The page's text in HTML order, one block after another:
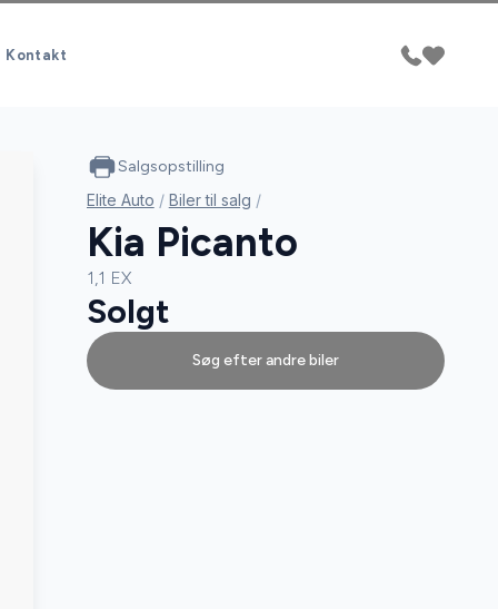
Kontakt
Salgsopstilling
Elite Auto / Biler til salg /
Kia Picanto
1,1 EX
Solgt
Søg efter andre biler